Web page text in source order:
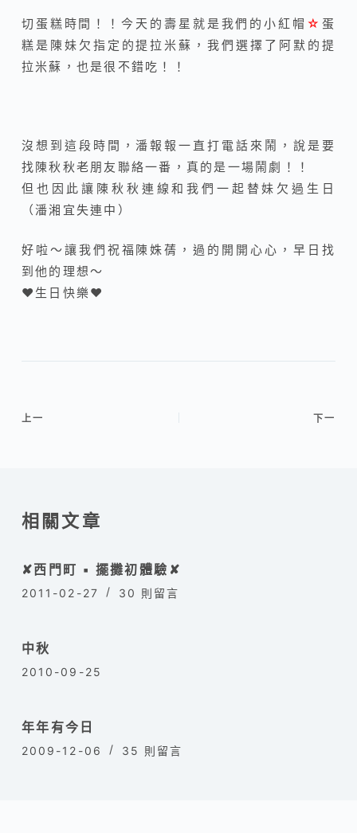
切蛋糕時間！！今天的壽星就是我們的小紅帽 ☆ 蛋
糕是陳妹欠指定的提拉米蘇，我們選擇了阿默的提
拉米蘇，也是很不錯吃！！
沒想到這段時間，潘報報一直打電話來鬧，說是要
找陳秋秋老朋友聯絡一番，真的是一場鬧劇！！
但也因此讓陳秋秋連線和我們一起替妹欠過生日
（潘湘宜失連中）
好啦～讓我們祝福陳姝蒨，過的開開心心，早日找
到他的理想～
♥生日快樂♥
上一 下一
相關文章
✘西門町 ▪ 擺攤初體驗✘
2011-02-27 30 則留言
中秋
2010-09-25
年年有今日
2009-12-06 35 則留言